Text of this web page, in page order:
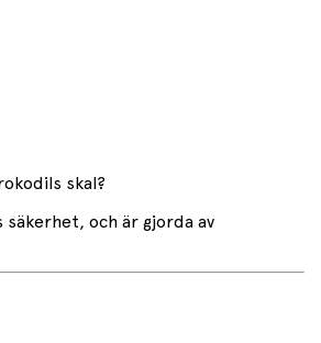
skal?
och är gjorda av